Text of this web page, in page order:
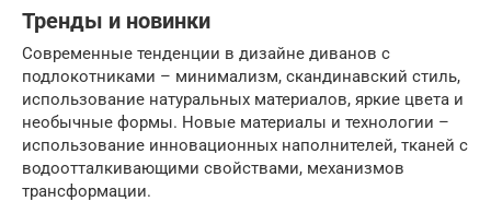
Тренды и новинки
Современные тенденции в дизайне диванов с
подлокотниками – минимализм, скандинавский стиль,
использование натуральных материалов, яркие цвета и
необычные формы. Новые материалы и технологии –
использование инновационных наполнителей, тканей с
водоотталкивающими свойствами, механизмов
трансформации.